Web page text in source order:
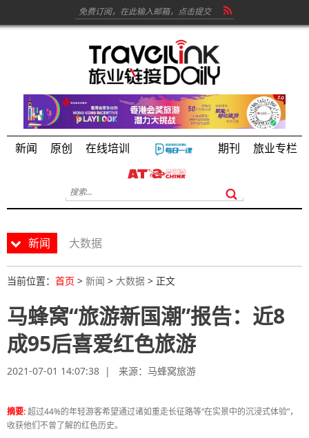
新闻 原创 在线培训 期刊 旅业专栏
新闻 大数据
当前位置： 首页 > 新闻 > 大数据 > 正文
马蜂窝“旅游新国潮”报告：近8
成95后喜爱红色旅游
2021-07-01 14:07:38 | 来源： 马蜂窝旅游
摘要:超过44%的年轻游客希望通过诸如重走长征路等“在实景中的沉浸式体验”，
收获他们不曾了解的红色历史。